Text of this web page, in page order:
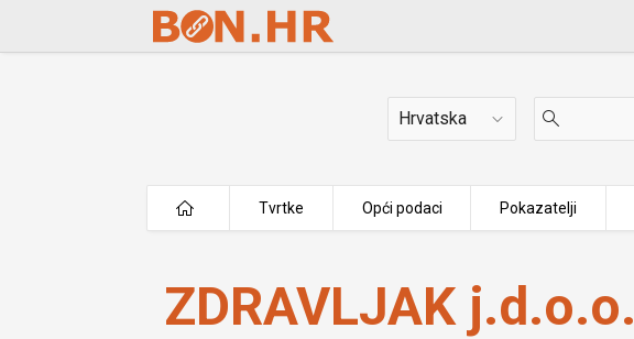
Skip to Main Content
Država
Tvrtke Opći podaci Pokazatelji
ZDRAVLJAK j.d.o.o.
ZDRAVLJAK j.d.o.o.